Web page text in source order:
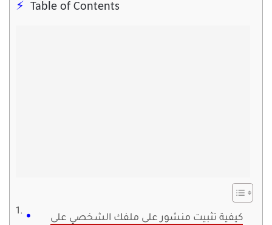
Table of Contents
كيفية تثبيت منشور على ملفك الشخصي على